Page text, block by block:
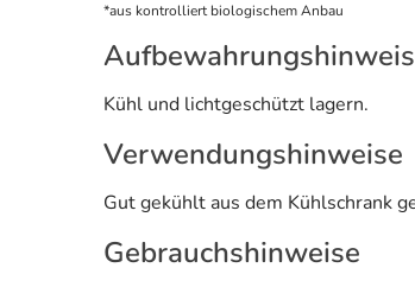
*aus kontrolliert biologischem Anbau
Kühl und lichtgeschützt lagern.
Verwendungshinweise
Gut gekühlt aus dem Kühlschrank
Gebrauchshinweise